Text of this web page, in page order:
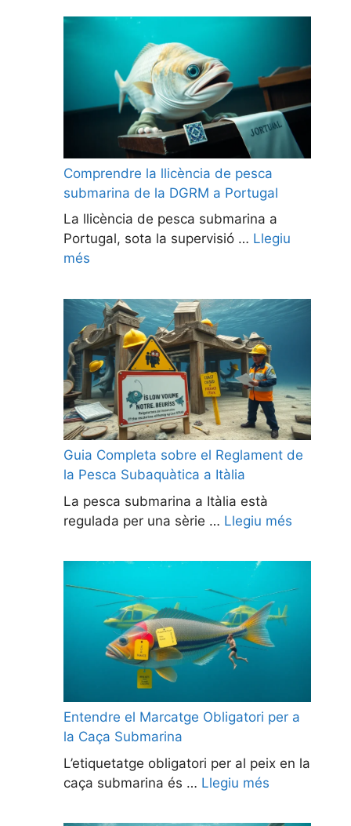
Comprendre la llicència de pesca
submarina de la DGRM a Portugal
La llicència de pesca submarina a
Portugal, sota la supervisió … Llegiu
més
Guia Completa sobre el Reglament de
la Pesca Subaquàtica a Itàlia
La pesca submarina a Itàlia està
regulada per una sèrie … Llegiu més
Entendre el Marcatge Obligatori per a
la Caça Submarina
L’etiquetatge obligatori per al peix en la
caça submarina és … Llegiu més